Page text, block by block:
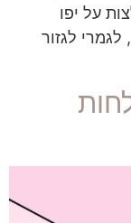
על יפו
לגזור